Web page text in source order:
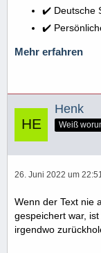
✔️ Deutsche
✔️
Mehr erfahren
Henk
Weiß
26. Juni 2022 um
Wenn der Text nie
gespeichert war,
irgendwo